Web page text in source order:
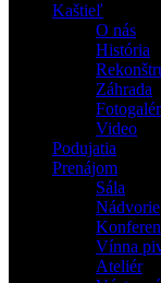
Kaštieľ
O nás
História
Záhrada
Video
Podujatia
Prenájom
Sála
Nádvorie
Vínna
Ateliér